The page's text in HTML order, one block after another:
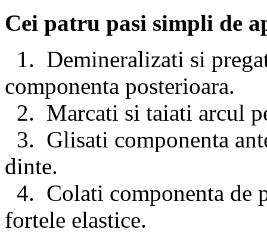
Cei patru pasi simpli de
1. Demineralizati si
componenta posterioara.
2. Marcati si taiati arcul
3. Glisati componenta
dinte.
4. Colati componenta de
fortele elastice.